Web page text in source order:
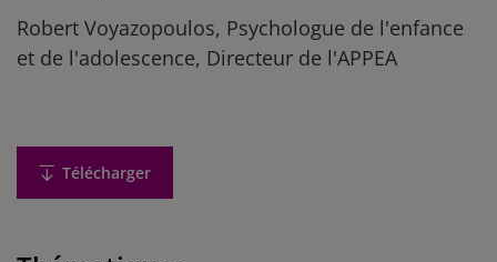
Robert Voyazopoulos, Psychologue de l'enfance
et de l'adolescence, Directeur de l'APPEA
Télécharger